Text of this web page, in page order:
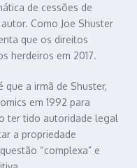
de cessões de
Como Joe Shuster
que os direitos
herdeiros em 2017.
a irmã de Shuster,
em 1992 para
ter tido autoridade legal
a propriedade
“complexa” e